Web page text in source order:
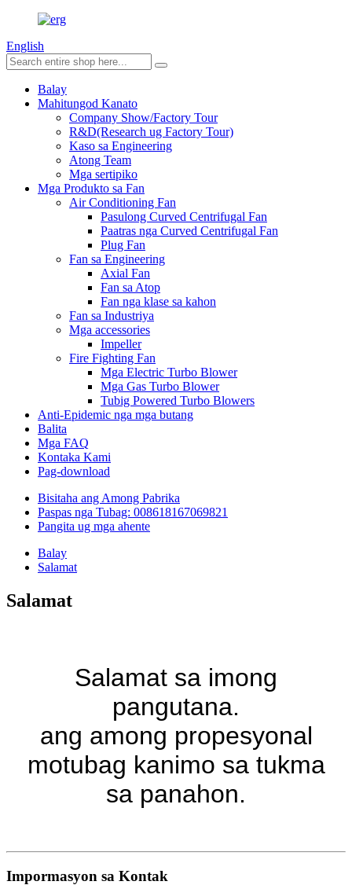
English
Balay
Mahitungod Kanato
Company Show/Factory Tour
R&D(Research ug Factory Tour)
Kaso sa Engineering
Atong Team
Mga sertipiko
Mga Produkto sa Fan
Air Conditioning Fan
Pasulong Curved Centrifugal Fan
Paatras nga Curved Centrifugal Fan
Plug Fan
Fan sa Engineering
Axial Fan
Fan sa Atop
Fan nga klase sa kahon
Fan sa Industriya
Mga accessories
Impeller
Fire Fighting Fan
Mga Electric Turbo Blower
Mga Gas Turbo Blower
Tubig Powered Turbo Blowers
Anti-Epidemic nga mga butang
Balita
Mga FAQ
Kontaka Kami
Pag-download
Bisitaha ang Among Pabrika
Paspas nga Tubag: 008618167069821
Pangita ug mga ahente
Balay
Salamat
Salamat
Salamat sa imong
pangutana.
ang among propesyonal
motubag kanimo sa tukma
sa panahon.
Impormasyon sa Kontak